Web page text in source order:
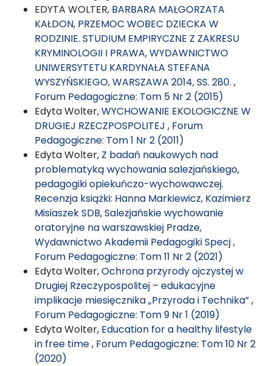
EDYTA WOLTER, BARBARA MAŁGORZATA
KAŁDON, PRZEMOC WOBEC DZIECKA W
RODZINIE. STUDIUM EMPIRYCZNE Z ZAKRESU
KRYMINOLOGII I PRAWA, WYDAWNICTWO
UNIWERSYTETU KARDYNAŁA STEFANA
WYSZYŃSKIEGO, WARSZAWA 2014, SS. 280. ,
Forum Pedagogiczne: Tom 5 Nr 2 (2015)
Edyta Wolter,WYCHOWANIE EKOLOGICZNE W
DRUGIEJ RZECZPOSPOLITEJ , Forum
Pedagogiczne: Tom 1 Nr 2 (2011)
Edyta Wolter, Z badań naukowych nad
problematyką wychowania salezjańskiego,
pedagogiki opiekuńczo-wychowawczej.
Recenzja książki: Hanna Markiewicz, Kazimierz
Misiaszek SDB, Salezjańskie wychowanie
oratoryjne na warszawskiej Pradze,
Wydawnictwo Akademii Pedagogiki Specj,
Forum Pedagogiczne: Tom 11 Nr 2 (2021)
Edyta Wolter,Ochrona przyrody ojczystej w
Drugiej Rzeczypospolitej – edukacyjne
implikacje miesięcznika „Przyroda i Technika”,
Forum Pedagogiczne: Tom 9 Nr 1 (2019)
Edyta Wolter, Education for a healthy lifestyle
in free time, Forum Pedagogiczne: Tom 10 Nr 2
(2020)